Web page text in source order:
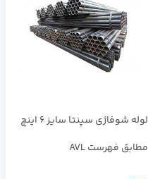
لوله شوفاژی سپنتا سایز 6 اینچ
مطابق فهرست AVL